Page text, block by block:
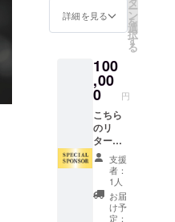
干異な
る場合
す。 ◆
店内壁
面への
の掲載
※店内壁
面への
お名前
の掲載
につき
まして
は、店
ナル
ドファ
ンディ
ング限
レード
（非売
品） ※
画像は
イメー
ジで
す。デ
ザイン
トート
※クラウ
ンディ
ング限
定グ
レード
（非売
品） ※
画像は
イメー
ジで
す。デ
ザイン
等が若
ナーか
らのス
クスレ
ター ◆
スペ
シャル
スポン
サー枠
として
店内壁
面への
お名前
の掲載
※店内壁
面への
詳細を見る ー
ン
を
選
択
す
る
100
,00
0 円
こちら
のリ
ターン
はスペ
シャル
スポン
サープ
ランと
なりま
支援
者：
1人
お届
け予
定：